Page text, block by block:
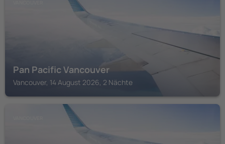
Pan Pacific Vancouver
Vancouver, 14 August 2026, 2 Nächte